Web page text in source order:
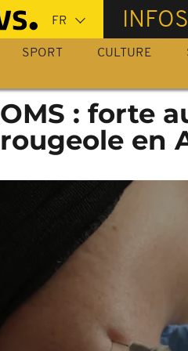
INFOS
SPORT CULTURE
OMS : forte
rougeole en